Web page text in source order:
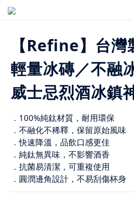
【Refine】台灣
輕量冰磚／不融
威士忌烈酒冰鎮
．100%純鈦材質，耐用環保
．不融化不稀釋，保留原始風味
．快速降溫，品飲口感更佳
．純鈦無異味，不影響酒香
．抗菌易清潔，可重複使用
．圓潤邊角設計，不易刮傷杯身